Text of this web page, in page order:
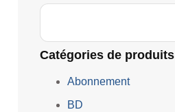
Catégories de produits
Abonnement
BD